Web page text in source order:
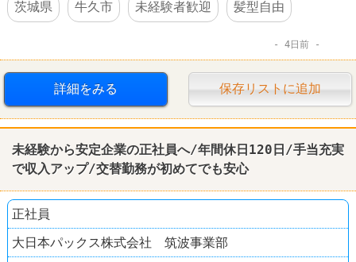
茨城県 牛久市 未経験者歓迎 髪型自由
4日前
詳細をみる 保存リストに追加
未経験から安定企業の正社員へ/年間休日120日/手当充実
で収入アップ/交替勤務が初めてでも安心
正社員
大日本パックス株式会社 筑波事業部